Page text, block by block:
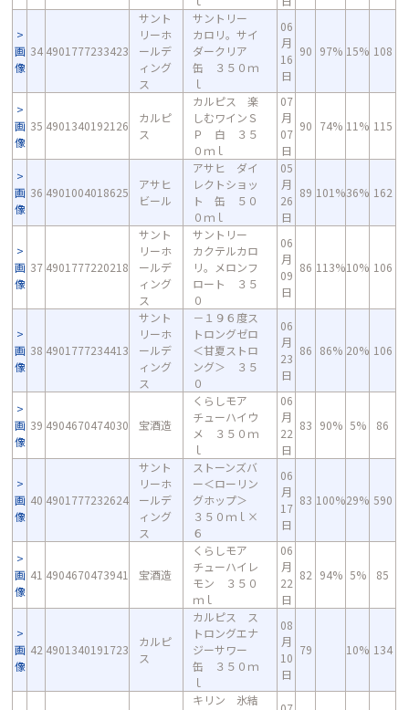
画
像
34 4901777233423
サント
リーホ
ールデ
ィング
ス
サントリー
カロリ。サイ
ダークリア
缶 ３５０ｍ
ｌ
06
月
16
日
90 97% 15% 108
画
像
35 4901340192126
カルピ
ス
カルピス 楽
しむワインＳ
Ｐ 白 ３５
０ｍｌ
07
月
07
日
90 74% 11% 115
画
像
36 4901004018625
アサヒ
ビール
アサヒ ダイ
レクトショッ
ト 缶 ５０
０ｍｌ
05
月
26
日
89 101%36% 162
画
像
37 4901777220218
サント
リーホ
ールデ
ィング
ス
サントリー
カクテルカロ
リ。メロンフ
ロート ３５
０
06
月
09
日
86 113%10% 106
画
像
38 4901777234413
サント
リーホ
ールデ
ィング
ス
－１９６度ス
トロングゼロ
＜甘夏ストロ
ング＞ ３５
０
06
月
23
日
86 86% 20% 106
画
像
39 4904670474030 宝酒造
くらしモア
チューハイウ
メ ３５０ｍ
ｌ
06
月
22
日
83 90% 5% 86
画
像
40 4901777232624
サント
リーホ
ールデ
ィング
ス
ストーンズバ
ー＜ローリン
グホップ＞
３５０ｍｌ×
６
06
月
17
日
83 100%29% 590
画
像
41 4904670473941 宝酒造
くらしモア
チューハイレ
モン ３５０
ｍｌ
06
月
22
日
82 94% 5% 85
画
像
42 4901340191723
カルピ
ス
カルピス ス
トロングエナ
ジーサワー
缶 ３５０ｍ
ｌ
08
月
10
日
79 10% 134
キリン 氷結